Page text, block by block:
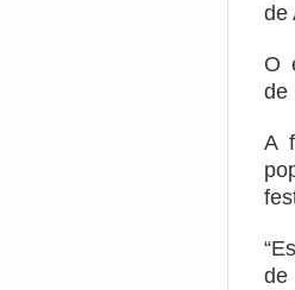
de
O
de
A
de